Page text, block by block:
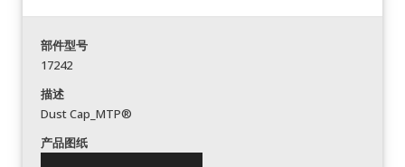
部件型号
17242
描述
Dust Cap_MTP®
产品图纸